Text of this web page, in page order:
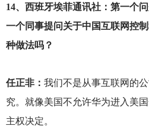
14、西班牙埃菲通讯社：第一个
一个同事提问关于中国互联网控
种做法吗？
任正非： 我们不是从事互联网的
究。就像美国不允许华为进入美
主权决定。